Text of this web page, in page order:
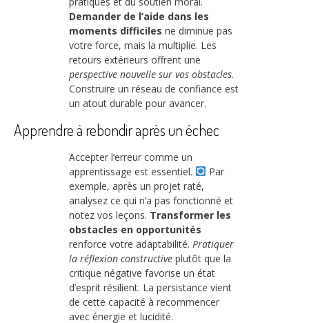
Demander de l’aide dans les
moments difficiles ne diminue pas
votre force, mais la multiplie. Les
retours extérieurs offrent une
perspective nouvelle sur vos obstacles.
Construire un réseau de confiance est
un atout durable pour avancer.
Apprendre à rebondir après un échec
Accepter l’erreur comme un
apprentissage est essentiel.
Par
exemple, après un projet raté,
analysez ce qui n’a pas fonctionné et
notez vos leçons. Transformer les
obstacles en opportunités
renforce votre adaptabilité. Pratiquer
la réflexion constructive plutôt que la
critique négative favorise un état
d’esprit résilient. La persistance vient
de cette capacité à recommencer
avec énergie et lucidité.